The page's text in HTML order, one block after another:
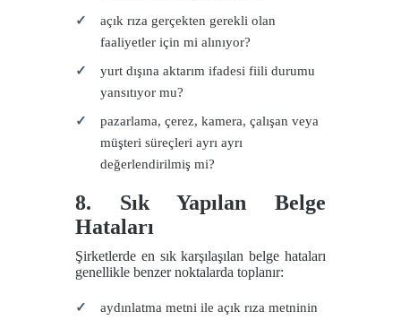
açık rıza gerçekten gerekli olan
faaliyetler için mi alınıyor?
yurt dışına aktarım ifadesi fiili durumu
yansıtıyor mu?
pazarlama, çerez, kamera, çalışan veya
müşteri süreçleri ayrı ayrı
değerlendirilmiş mi?
8. Sık Yapılan Belge
Hataları
Şirketlerde en sık karşılaşılan belge hataları
genellikle benzer noktalarda toplanır:
aydınlatma metni ile açık rıza metninin